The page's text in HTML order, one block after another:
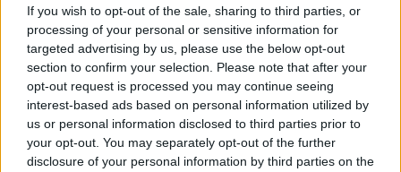
If you wish to opt-out of the sale, sharing to third parties, or
processing of your personal or sensitive information for
targeted advertising by us, please use the below opt-out
section to confirm your selection. Please note that after your
opt-out request is processed you may continue seeing
interest-based ads based on personal information utilized by
us or personal information disclosed to third parties prior to
your opt-out. You may separately opt-out of the further
disclosure of your personal information by third parties on the
mögött